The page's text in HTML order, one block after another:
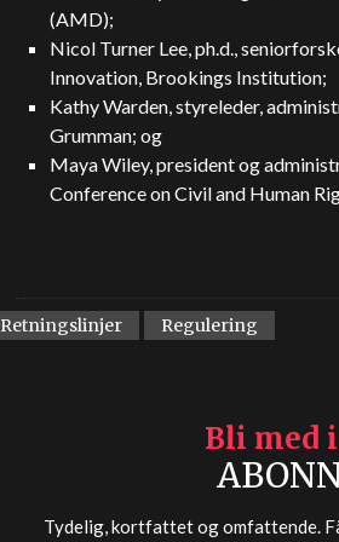
(AMD);
Nicol Turner Lee, ph.d.,
Innovation, Brookings Institution;
Kathy Warden, styreleder,
Grumman; og
Maya Wiley, president og
Conference on Civil and Human
Retningslinjer Regulering
Bli med
Tydelig, kortfattet og omfattende.